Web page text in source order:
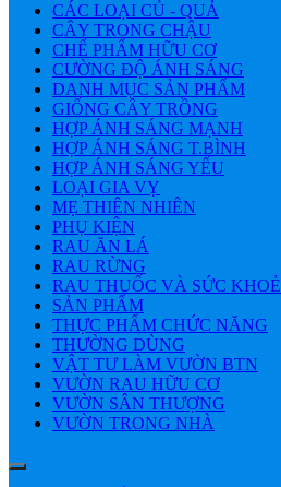
CÁC LOẠI CỦ - QUẢ
CÂY TRONG CHẬU
CHẾ PHẨM HỮU CƠ
CƯỜNG ĐỘ ÁNH SÁNG
DANH MỤC SẢN PHẨM
GIỐNG CÂY TRỒNG
HỢP ÁNH SÁNG MẠNH
HỢP ÁNH SÁNG T.BÌNH
HỢP ÁNH SÁNG YẾU
LOẠI GIA VỴ
MẸ THIÊN NHIÊN
PHỤ KIỆN
RAU ĂN LÁ
RAU RỪNG
RAU THUỐC VÀ SỨC KHOẺ
SẢN PHẨM
THỰC PHẨM CHỨC NĂNG
THƯỜNG DÙNG
VẬT TƯ LÀM VƯỜN BTN
VƯỜN RAU HỮU CƠ
VƯỜN SÂN THƯỢNG
VƯỜN TRONG NHÀ